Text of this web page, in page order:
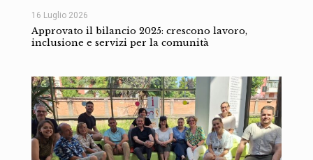
16 Luglio 2026
Approvato il bilancio 2025: crescono lavoro,
inclusione e servizi per la comunità